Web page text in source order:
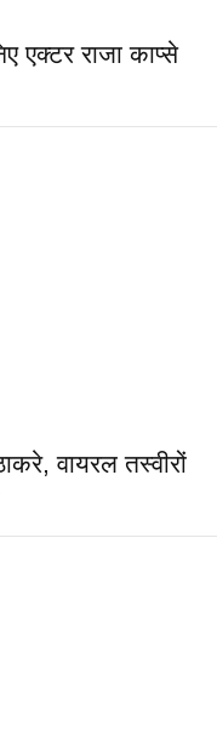
एक्टर राजा काप्से
वायरल तस्वीरों